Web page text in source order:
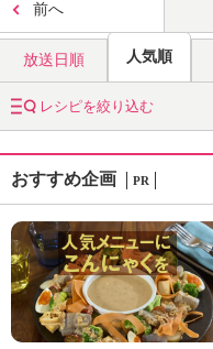
前へ
放送日順 人気順
レシピを絞り込む
おすすめ企画 PR